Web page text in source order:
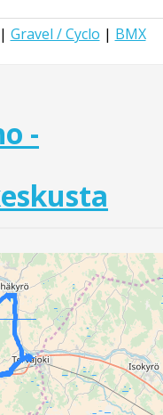
| Gravel / Cyclo | BMX
-